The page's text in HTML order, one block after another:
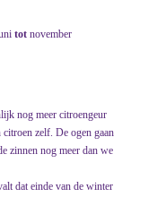
tot november
nog meer citroengeur
zelf. De ogen gaan
zinnen nog meer dan we
dat einde van de winter